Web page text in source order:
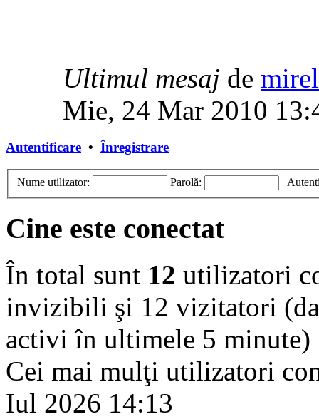
Ultimul mesaj de mirel
Mie, 24 Mar 2010
Autentificare • Înregistrare
Nume utilizator: Parolă: |
Cine este conectat
În total sunt 12 utilizatori
invizibili şi 12 vizitatori
activi în ultimele 5 minute)
Cei mai mulţi utilizatori
Iul 2026 14:13